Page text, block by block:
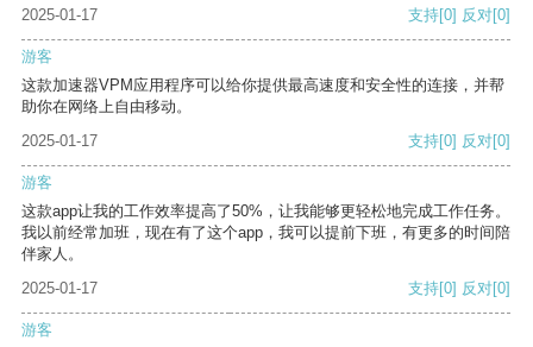
2025-01-17 支持[0] 反对[0]
游客
这款加速器VPM应用程序可以给你提供最高速度和安全性的连接，并帮
助你在网络上自由移动。
2025-01-17
支持[0] 反对[0]
游客
这款app让我的工作效率提高了50%，让我能够更轻松地完成工作任务。
我以前经常加班，现在有了这个app，我可以提前下班，有更多的时间陪
伴家人。
2025-01-17
支持[0] 反对[0]
游客